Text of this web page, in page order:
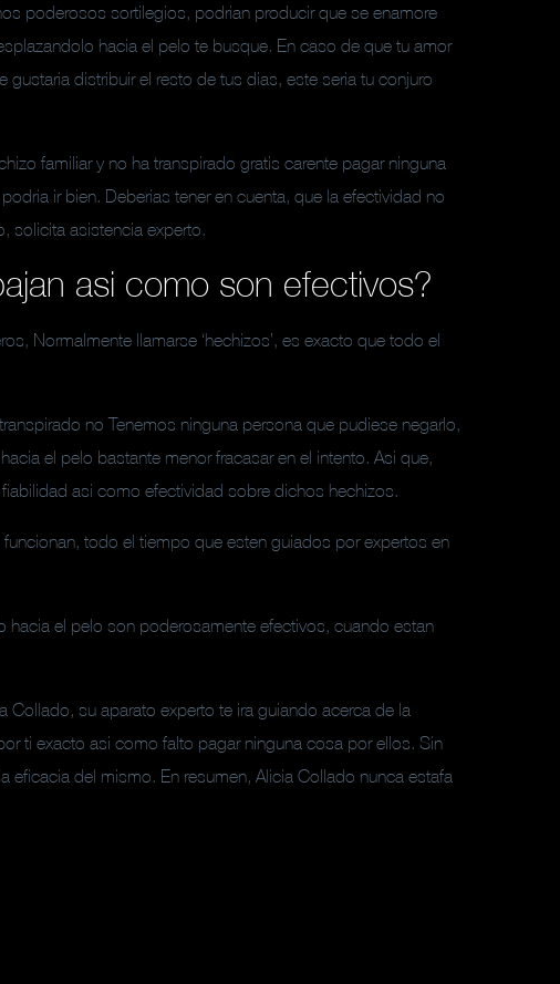
poderosos sortilegios, podrian producir que se enamore
hacia el pelo te busque. En caso de que tu amor
distribuir el resto de tus dias, este seri­a tu conjuro
familiar y no ha transpirado gratis carente pagar ninguna
ir bien. Deberias tener en cuenta, que la efectividad no
solicita asistencia experto.
asi­ como son efectivos?
Normalmente llamarse ‘hechizos’, es exacto que todo el
no Tenemos ninguna persona que pudiese negarlo,
el pelo bastante menor fracasar en el intento. Asi que,
asi­ como efectividad sobre dichos hechizos.
todo el tiempo que esten guiados por expertos en
el pelo son poderosamente efectivos, cuando estan
Collado, su aparato experto te ira guiando acerca de la
ti exacto asi­ como falto pagar ninguna cosa por ellos. Sin
eficacia del mismo. En resumen, Alicia Collado nunca estafa